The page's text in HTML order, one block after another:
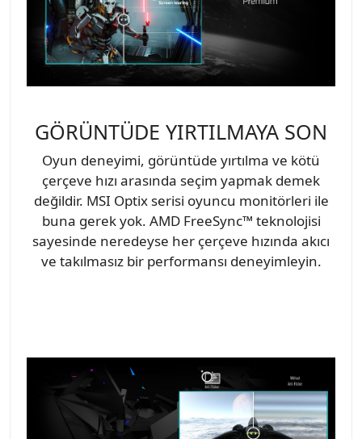
GÖRÜNTÜDE YIRTILMAYA SON
Oyun deneyimi, görüntüde yırtılma ve kötü
çerçeve hızı arasında seçim yapmak demek
değildir. MSI Optix serisi oyuncu monitörleri ile
buna gerek yok. AMD FreeSync™ teknolojisi
sayesinde neredeyse her çerçeve hızında akıcı
ve takılmasız bir performansı deneyimleyin.